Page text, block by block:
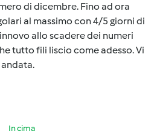
di dicembre. Fino ad ora
al massimo con 4/5 giorni di
allo scadere dei numeri
tutto fili liscio come adesso. Vi
In cima